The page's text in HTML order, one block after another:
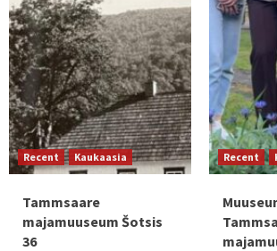
Recent Kaukaasia
Tammsaare
majamuuseum Šotsis
36
Recent